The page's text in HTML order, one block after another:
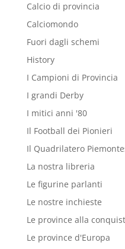
Calcio di provincia
Calciomondo
Fuori dagli schemi
History
I Campioni di Provincia
I grandi Derby
I mitici anni '80
Il Football dei Pionieri
Il Quadrilatero
La nostra libreria
Le figurine parlanti
Le nostre inchieste
Le province alla
Le province d'Europa